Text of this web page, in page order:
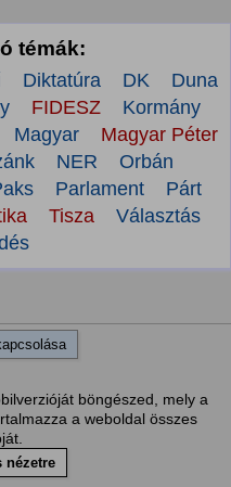
témák:
Diktatúra DK
Duna
FIDESZ
Kormány
Magyar
Magyar Péter
NER
Orbán
Parlament
Párt
Tisza
Választás
böngészed, mely a
a weboldal összes
nézetre